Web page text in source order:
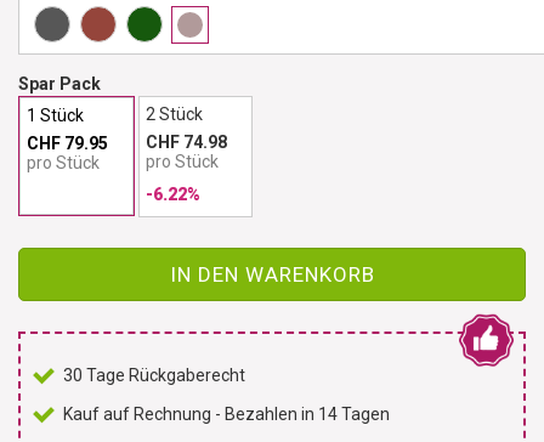
Spar Pack
1 Stück
CHF 79.95
pro Stück
2 Stück
CHF 74.98
pro Stück
-6.22%
IN DEN WARENKORB
30 Tage Rückgaberecht
Kauf auf Rechnung - Bezahlen in 14 Tagen